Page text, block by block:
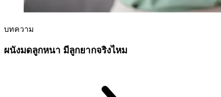
บทความ
ผนังมดลูกหนา มีลูกยากจริงไหม